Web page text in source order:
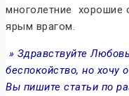
многолетние хорошие
ярым врагом.
» Здравствуйте
беспокойство, но хочу
Вы пишите статьи по